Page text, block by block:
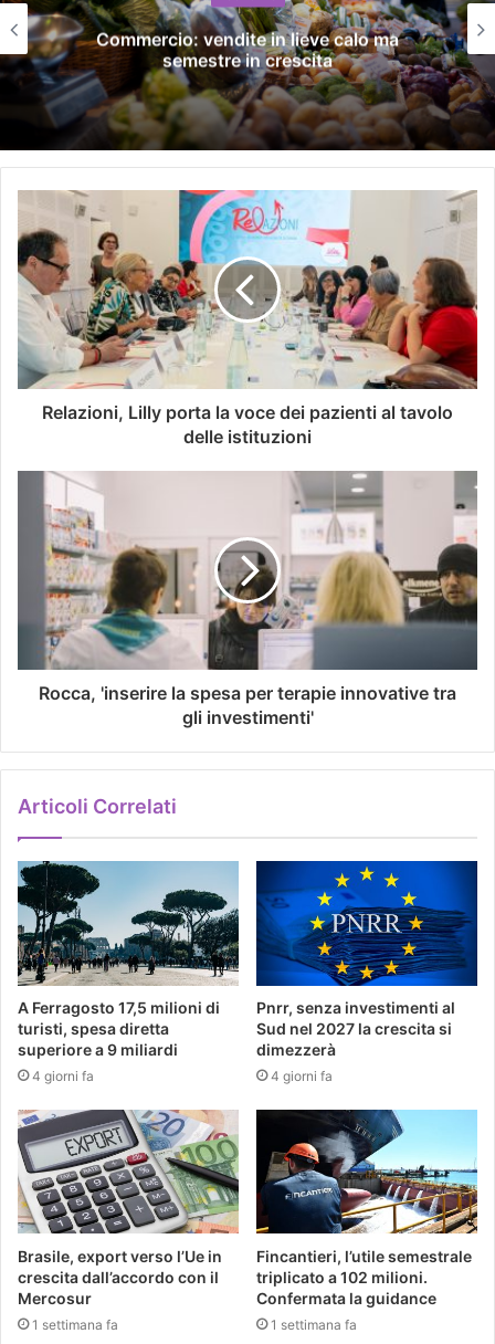
SACE e Simest, la collaborazione per
l’export dà risultati positivi
Relazioni, Lilly porta la voce dei pazienti al tavolo
delle istituzioni
Rocca, 'inserire la spesa per terapie innovative tra
gli investimenti'
Articoli Correlati
A Ferragosto 17,5 milioni di
turisti, spesa diretta
superiore a 9 miliardi
4 giorni fa
Pnrr, senza investimenti al
Sud nel 2027 la crescita si
dimezzerà
4 giorni fa
Brasile, export verso l’Ue in
crescita dall’accordo con il
Mercosur
1 settimana fa
Fincantieri, l’utile semestrale
triplicato a 102 milioni.
Confermata la guidance
1 settimana fa